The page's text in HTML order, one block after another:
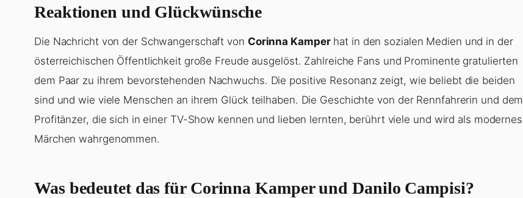
Reaktionen und Glückwünsche
Die Nachricht von der Schwangerschaft von Corinna Kamperhat in den sozialen Medien und in der
österreichischen Öffentlichkeit große Freude ausgelöst. Zahlreiche Fans und Prominente gratulierten
dem Paar zu ihrem bevorstehenden Nachwuchs. Die positive Resonanz zeigt, wie beliebt die beiden
sind und wie viele Menschen an ihrem Glück teilhaben. Die Geschichte von der Rennfahrerin und dem
Profitänzer, die sich in einer TV-Show kennen und lieben lernten, berührt viele und wird als modernes
Märchen wahrgenommen.
Was bedeutet das für Corinna Kamper und Danilo Campisi?